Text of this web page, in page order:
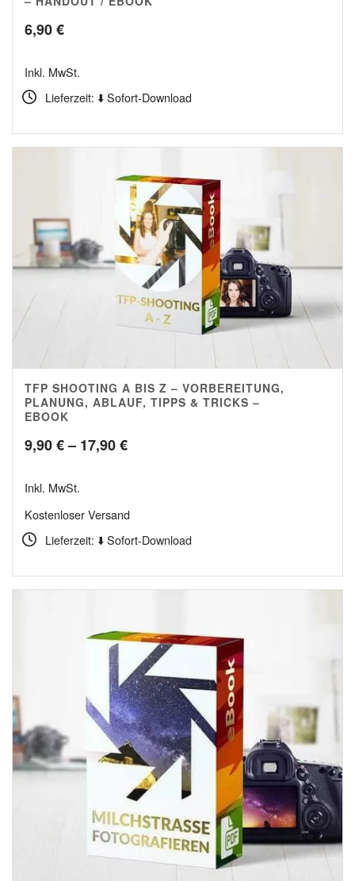
6,90€
Inkl. MwSt.
Lieferzeit: ⬇️ Sofort-Download
TFP SHOOTING A BIS Z – VORBEREITUNG,
PLANUNG, ABLAUF, TIPPS & TRICKS –
EBOOK
9,90€– 17,90€Preisspanne:
17,90 €
Inkl. MwSt.
Kostenloser Versand
Lieferzeit: ⬇️ Sofort-Download